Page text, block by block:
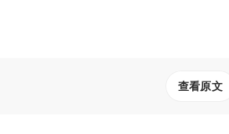
查看原文